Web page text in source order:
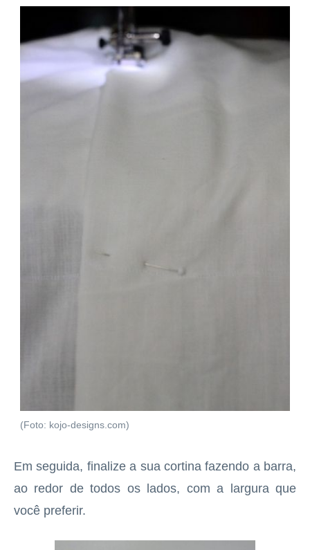
(Foto: kojo-designs.com)
Em seguida, finalize a sua cortina fazendo a barra,
ao redor de todos os lados, com a largura que
você preferir.